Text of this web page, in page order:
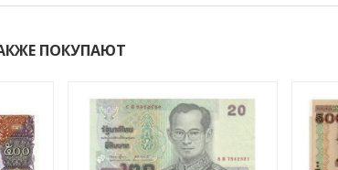
ПОКУПАЮТ